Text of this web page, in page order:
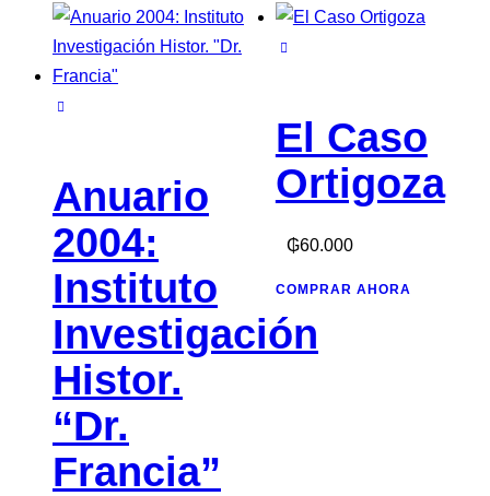
Anuario
2004:
Instituto
Investigación
Histor.
“Dr.
Francia”
El Caso
Ortigoza
₲60.000
COMPRAR AHORA